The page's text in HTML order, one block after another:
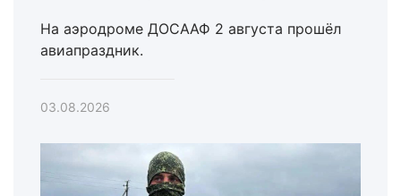
На аэродроме ДОСААФ 2 августа прошёл
авиапраздник.
03.08.2026